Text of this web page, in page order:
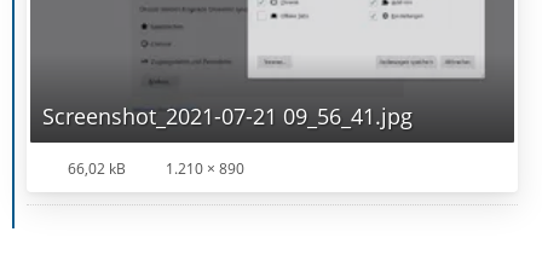
Screenshot_2021-07-21 09_56_41.jpg
66,02 kB 1.210 × 890